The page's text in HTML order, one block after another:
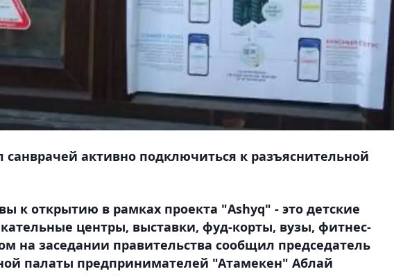
активно подключиться к разъяснительной
к открытию в рамках проекта "Ashyq" - это детские
центры, выставки, фуд-корты, вузы, фитнес-
на заседании правительства сообщил председатель
палаты предпринимателей "Атамекен" Аблай